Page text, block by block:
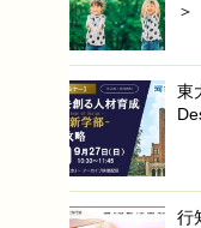
＞
東
行